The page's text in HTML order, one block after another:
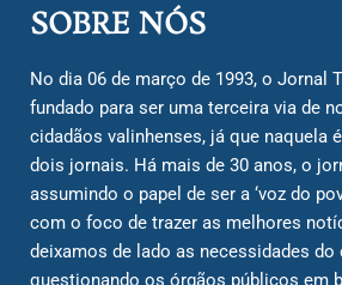
SOBRE NÓS
No dia 06 de março de 1993, o Jornal
fundado para ser uma terceira via de
cidadãos valinhenses, já que naquela
dois jornais. Há mais de 30 anos, o
assumindo o papel de ser a ‘voz do
com o foco de trazer as melhores
deixamos de lado as necessidades do
questionando os órgãos públicos em